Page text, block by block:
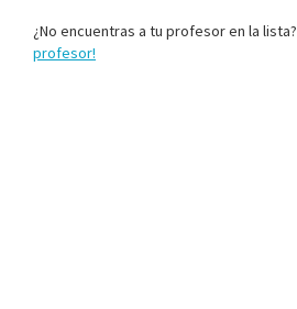
¿No encuentras a tu profesor en la lista?
profesor!